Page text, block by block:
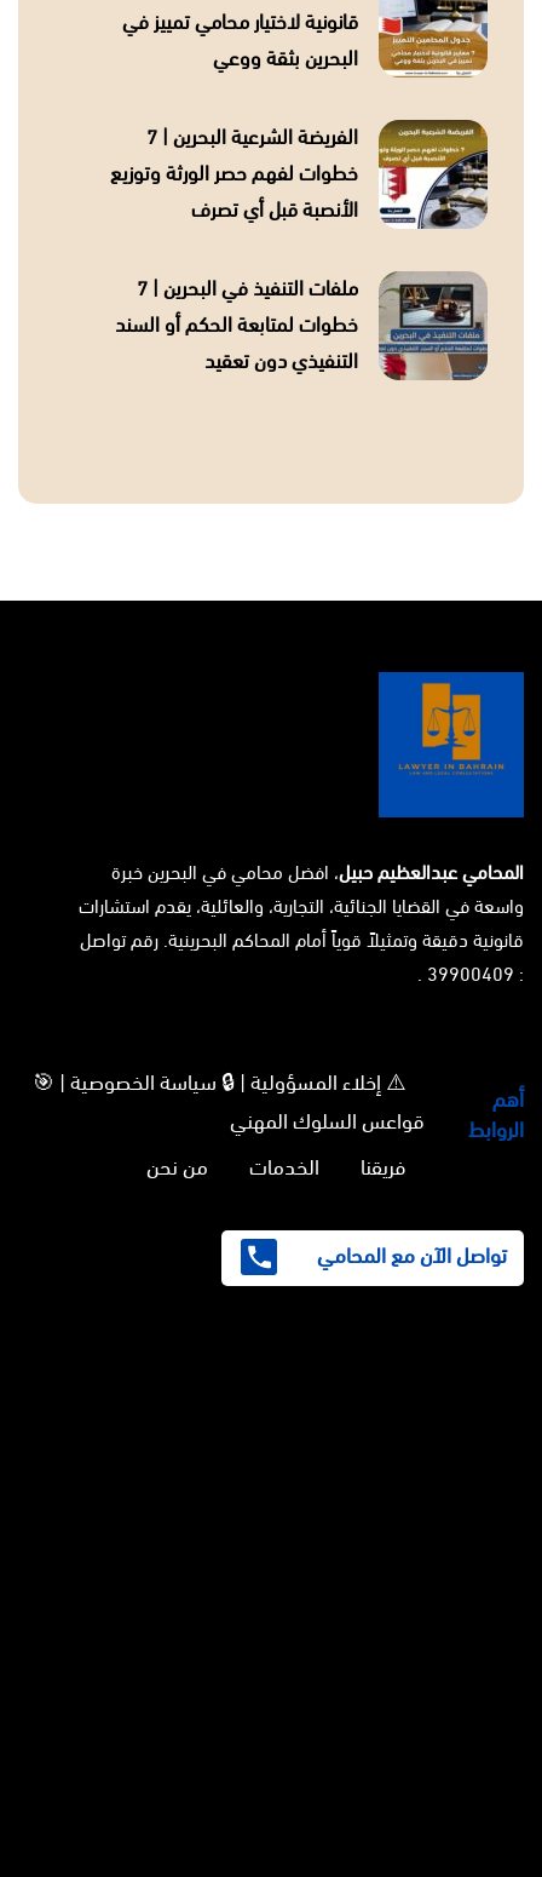
قانونية لاختيار محامي تمييز في
البحرين بثقة ووعي
الفريضة الشرعية البحرين | 7
خطوات لفهم حصر الورثة وتوزيع
الأنصبة قبل أي تصرف
ملفات التنفيذ في البحرين | 7
خطوات لمتابعة الحكم أو السند
التنفيذي دون تعقيد
المحامي عبدالعظيم حبيل، افضل محامي في البحرين خبرة
واسعة في القضايا الجنائية، التجارية، والعائلية، يقدم استشارات
قانونية دقيقة وتمثيلاً قوياً أمام المحاكم البحرينية. رقم تواصل
: 39900409 .
أهم
الروابط
⚠️ إخلاء المسؤولية | 🔒 سياسة الخصوصية | 🎯
قواعس السلوك المهني
فريقنا
الخدمات من نحن
تواصل الآن مع المحامي